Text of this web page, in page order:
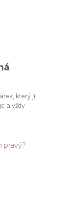
který jí
a vždy